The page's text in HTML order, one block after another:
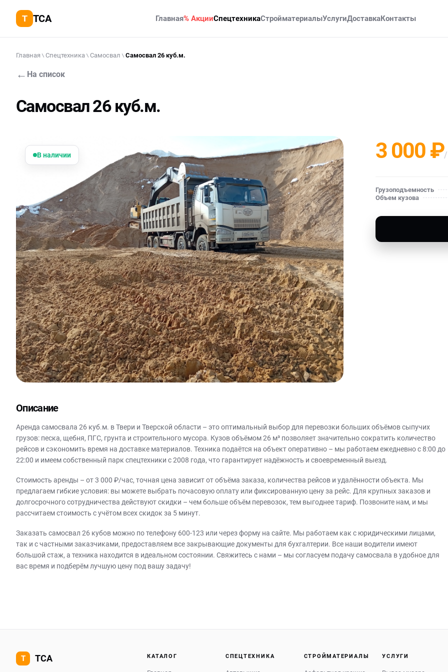
TCA Главная% АкцииСпецтехникаСтройматериалыУслугиДоставкаКонтакты
Главная Спецтехника Самосвал Самосвал 26 куб.м.
← На список
Самосвал 26 куб.м.
В наличии 3 000 ₽
Грузоподъемность
Объем кузова
Описание
Аренда самосвала 26 куб.м. в Твери и Тверской области – это оптимальный выбор для перевозки больших объёмов сыпучих
грузов: песка, щебня, ПГС, грунта и строительного мусора. Кузов объёмом 26 м³ позволяет значительно сократить количество
рейсов и сэкономить время на доставке материалов. Техника подаётся на объект оперативно – мы работаем ежедневно с 8:00 до
22:00 и имеем собственный парк спецтехники с 2008 года, что гарантирует надёжность и своевременный выезд.
Стоимость аренды – от 3 000 ₽/час, точная цена зависит от объёма заказа, количества рейсов и удалённости объекта. Мы
предлагаем гибкие условия: вы можете выбрать почасовую оплату или фиксированную цену за рейс. Для крупных заказов и
долгосрочного сотрудничества действуют скидки – чем больше объём перевозок, тем выгоднее тариф. Позвоните нам, и мы
рассчитаем стоимость с учётом всех скидок за 5 минут.
Заказать самосвал 26 кубов можно по телефону 600‑123 или через форму на сайте. Мы работаем как с юридическими лицами,
так и с частными заказчиками, предоставляем все закрывающие документы для бухгалтерии. Все наши водители имеют
большой стаж, а техника находится в идеальном состоянии. Свяжитесь с нами – мы согласуем подачу самосвала в удобное для
вас время и подберём лучшую цену под вашу задачу!
КАТАЛОГ СПЕЦТЕХНИКА СТРОЙМАТЕРИАЛЫ УСЛУГИ